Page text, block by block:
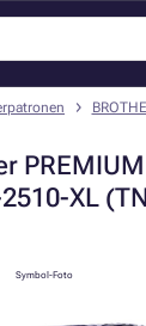
XL
Symbol-Foto